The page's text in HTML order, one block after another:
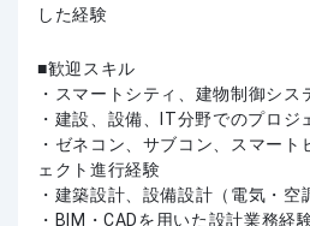
した経験
歓迎スキル
・スマートシティ、建物制御シ
・建設、設備、IT分野でのプロジ
・ゼネコン、サブコン、スマー
ェクト進行経験
・建築設計、設備設計（電気・空
・BIM・CADを用いた設計業務経